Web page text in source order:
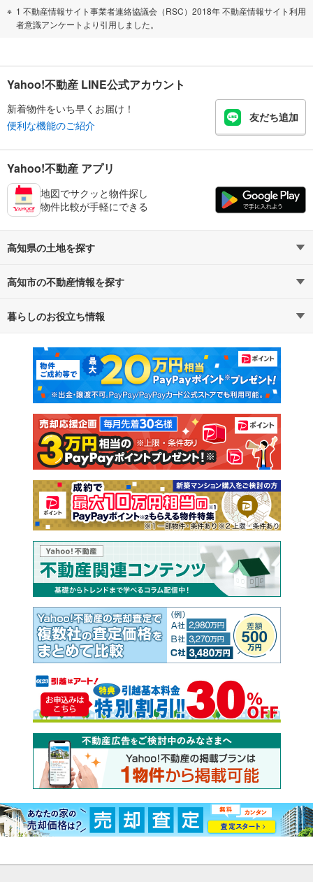
1 不動産情報サイト事業者連絡協議会（RSC）2018年 不動産情報サイト利用
者意識アンケートより引用しました。
Yahoo!不動産 LINE公式アカウント
新着物件をいち早くお届け！
便利な機能のご紹介
友だち追加
Yahoo!不動産 アプリ
地図でサクッと物件探し
物件比較が手軽にできる
高知県の土地を探す
路線・駅から探す
通勤・通学時間から探す
高知市の不動産情報を探す
不動産・住宅
新築マンション 中古マンション
新築一戸建て 中古一戸建て
注文住宅 土地
売却査定
暮らしのお役立ち情報
マンションカタログ 教えて！住まいの先生